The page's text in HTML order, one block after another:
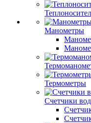
Манометры
Термометры
Счетчики